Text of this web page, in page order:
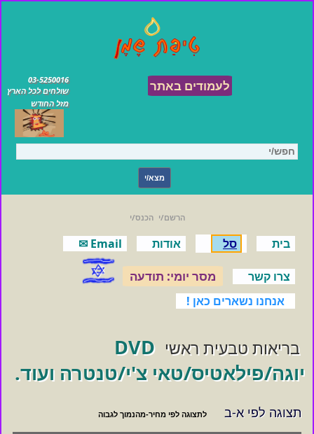
03-5250016
שולחים לכל הארץ
מזל החודש
לעמודים באתר
הרשם/י הכנס/י
בית סל אודות Email ✉
צרו קשר מסר יומי: תודעה
אנחנו נשארים כאן !
בריאות טבעית ראשי DVD
יוגה/פילאטיס/טאי צ'י/טנטרה ועוד.
תצוגה לפי א-ב